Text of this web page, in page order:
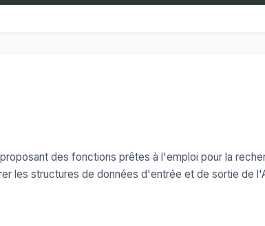
des fonctions prêtes à l'emploi pour la
les structures de données d'entrée et de sortie de